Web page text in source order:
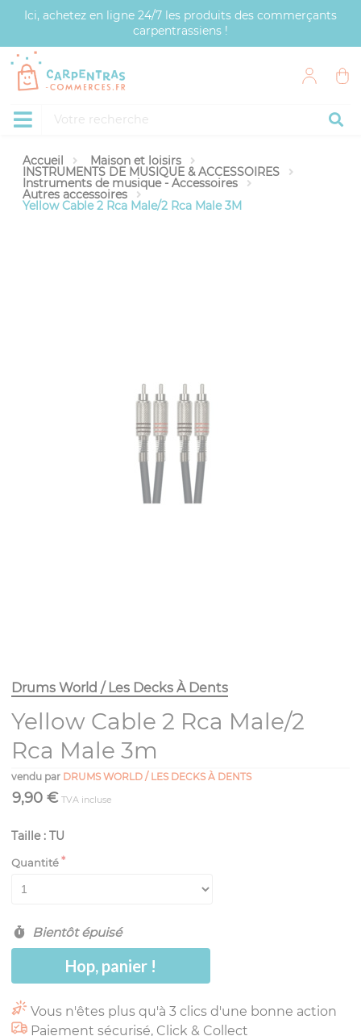
Ici, achetez en ligne 24/7 les produits des commerçants
carpentrassiens !
Accueil Maison et loisirs
INSTRUMENTS DE MUSIQUE & ACCESSOIRES
Instruments de musique - Accessoires
Autres accessoires
Yellow Cable 2 Rca Male/2 Rca Male 3M
Drums World / Les Decks À Dents
Yellow Cable 2 Rca Male/2
Rca Male 3m
vendu par DRUMS WORLD / LES DECKS À DENTS
9,90 € TVA incluse
Taille : TU
Quantité
Bientôt épuisé
Hop, panier !
Vous n'êtes plus qu'à 3 clics d'une bonne action
Paiement sécurisé, Click & Collect
Panneau de gestion des cookies